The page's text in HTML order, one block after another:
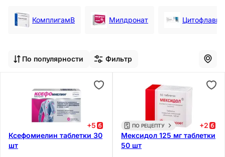
КомплигамВ Милдронат Цитофлавин
По популярности Фильтр
+5
Ксефомиелин таблетки 30
шт
ПО РЕЦЕПТУ +2
Мексидол 125 мг таблетки
50 шт